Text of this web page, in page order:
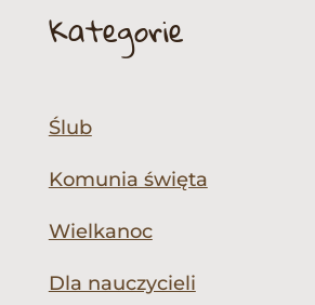
Kategorie
Ślub
Komunia święta
Wielkanoc
Dla nauczycieli